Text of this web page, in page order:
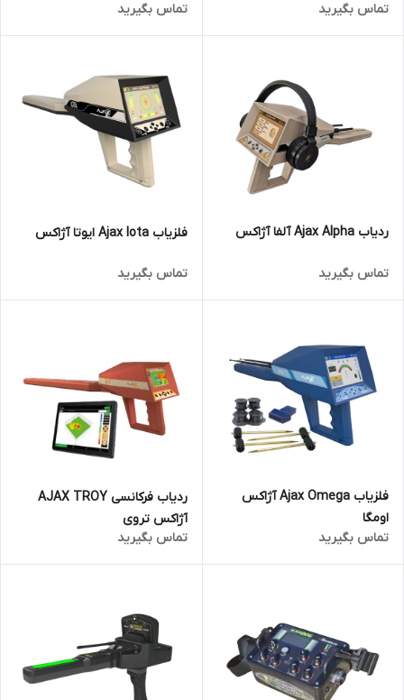
تماس بگیرید
تماس بگیرید
ردیاب Ajax Alpha آلفا آژاکس
تماس بگیرید
فلزیاب Ajax Iota ایوتا آژاکس
تماس بگیرید
فلزیاب Ajax Omega آژاکس
اومگا
تماس بگیرید
ردیاب فرکانسی AJAX TROY
آژاکس تروی
تماس بگیرید